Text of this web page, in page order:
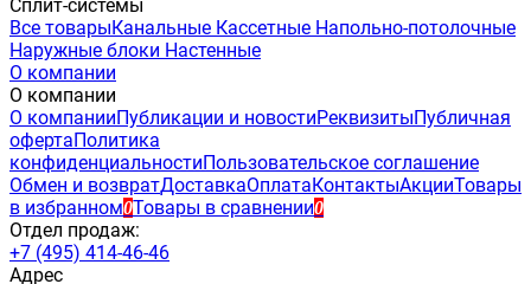
Сплит-системы
Все товарыКанальные Кассетные Напольно-потолочные
Наружные блоки Настенные
О компании
О компании
О компанииПубликации и новостиРеквизитыПубличная
офертаПолитика
конфиденциальностиПользовательское соглашение
Обмен и возвратДоставкаОплатаКонтактыАкцииТовары
в избранном0Товары в сравнении0
Отдел продаж:
+7 (495) 414-46-46
Адрес